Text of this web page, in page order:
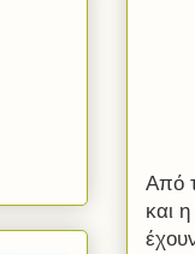
Από
και